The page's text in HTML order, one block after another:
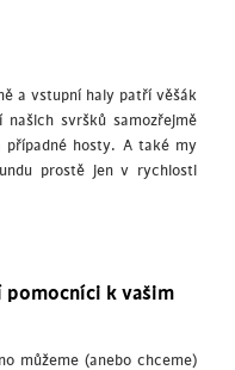
a vstupní haly patří věšák
našich svršků samozřejmě
případné hosty. A také my
prostě jen v rychlosti
pomocníci k vašim
můžeme (anebo chceme)